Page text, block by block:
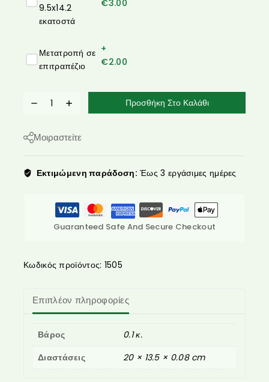
9.5x14.2
εκατοστά
€3.00
Μετατροπή σε
επιτραπέζιο
+
€2.00
Προσθήκη Στο Καλάθι
Μοιραστείτε
Εκτιμώμενη παράδοση: Έως 3 εργάσιμες ημέρες
Guaranteed Safe And Secure Checkout
Κωδικός προϊόντος: 1505
Επιπλέον πληροφορίες
Βάρος
0.1 κ.
Διαστάσεις
20 × 13.5 × 0.08 cm